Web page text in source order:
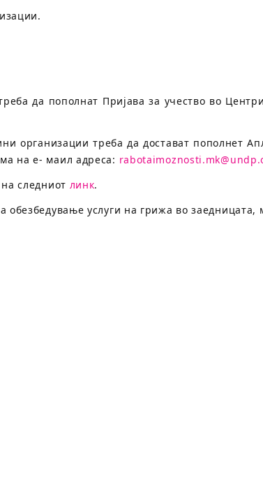
да пополнат Пријава за учество во
организации треба да достават пополнет
на е- маил адреса:
следниот линк.
услуги на грижа во заедницата,